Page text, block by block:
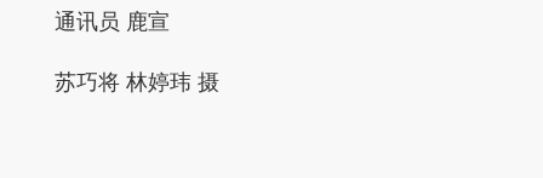
通讯员 鹿宣
苏巧将 林婷玮 摄